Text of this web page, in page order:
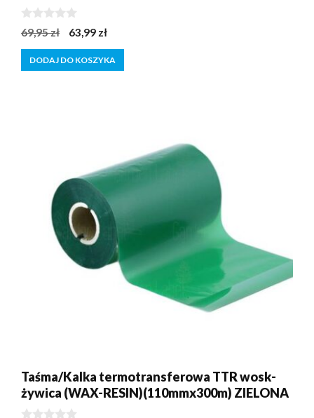
0
z
5
69,95zł
Pierwotna
cena
wynosiła:
63,99 złAktualna
cena
wynosi:
DODAJ DO KOSZYKA
Taśma/Kalka termotransferowa TTR wosk-
żywica (WAX-RESIN)(110mmx300m) ZIELONA